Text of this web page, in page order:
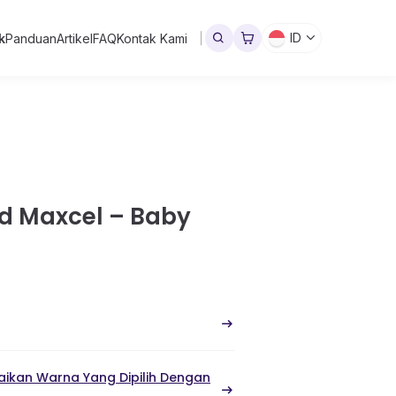
PanduanArtikelFAQKontak Kami ID
Maxcel – Baby
Warna Yang Dipilih Dengan